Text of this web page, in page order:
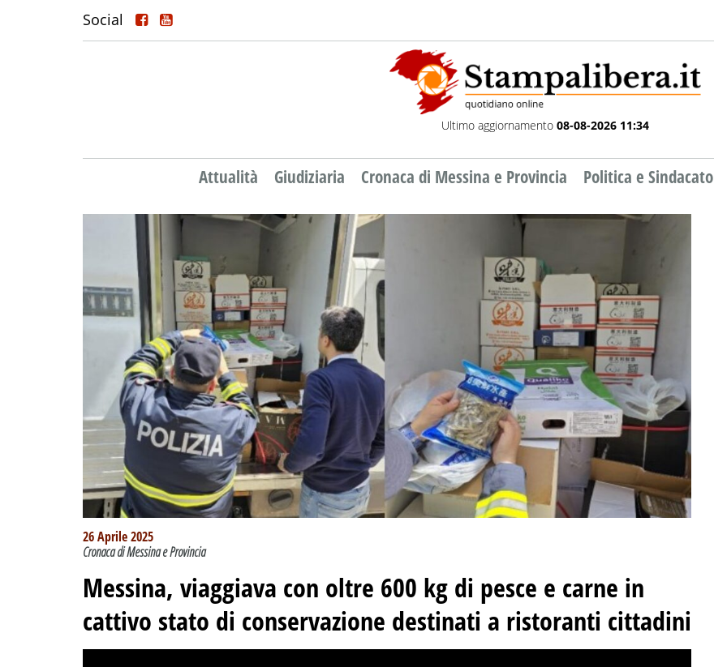
Social
Ultimo aggiornamento 08-08-2026 11:34
Attualità Giudiziaria Cronaca di Messina e Provincia Politica e Sindacato
26 Aprile 2025
Cronaca di Messina e Provincia
Messina, viaggiava con oltre 600 kg di pesce e carne in
cattivo stato di conservazione destinati a ristoranti cittadini